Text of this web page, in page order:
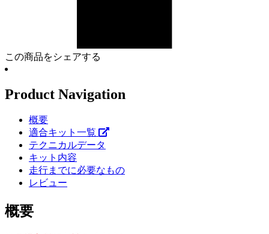
この商品をシェアする
Product Navigation
概要
適合キット一覧
テクニカルデータ
キット内容
走行までに必要なもの
レビュー
概要